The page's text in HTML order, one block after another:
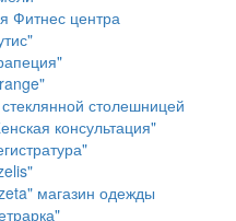
Фитнес центра
столешницей
консультация"
магазин одежды